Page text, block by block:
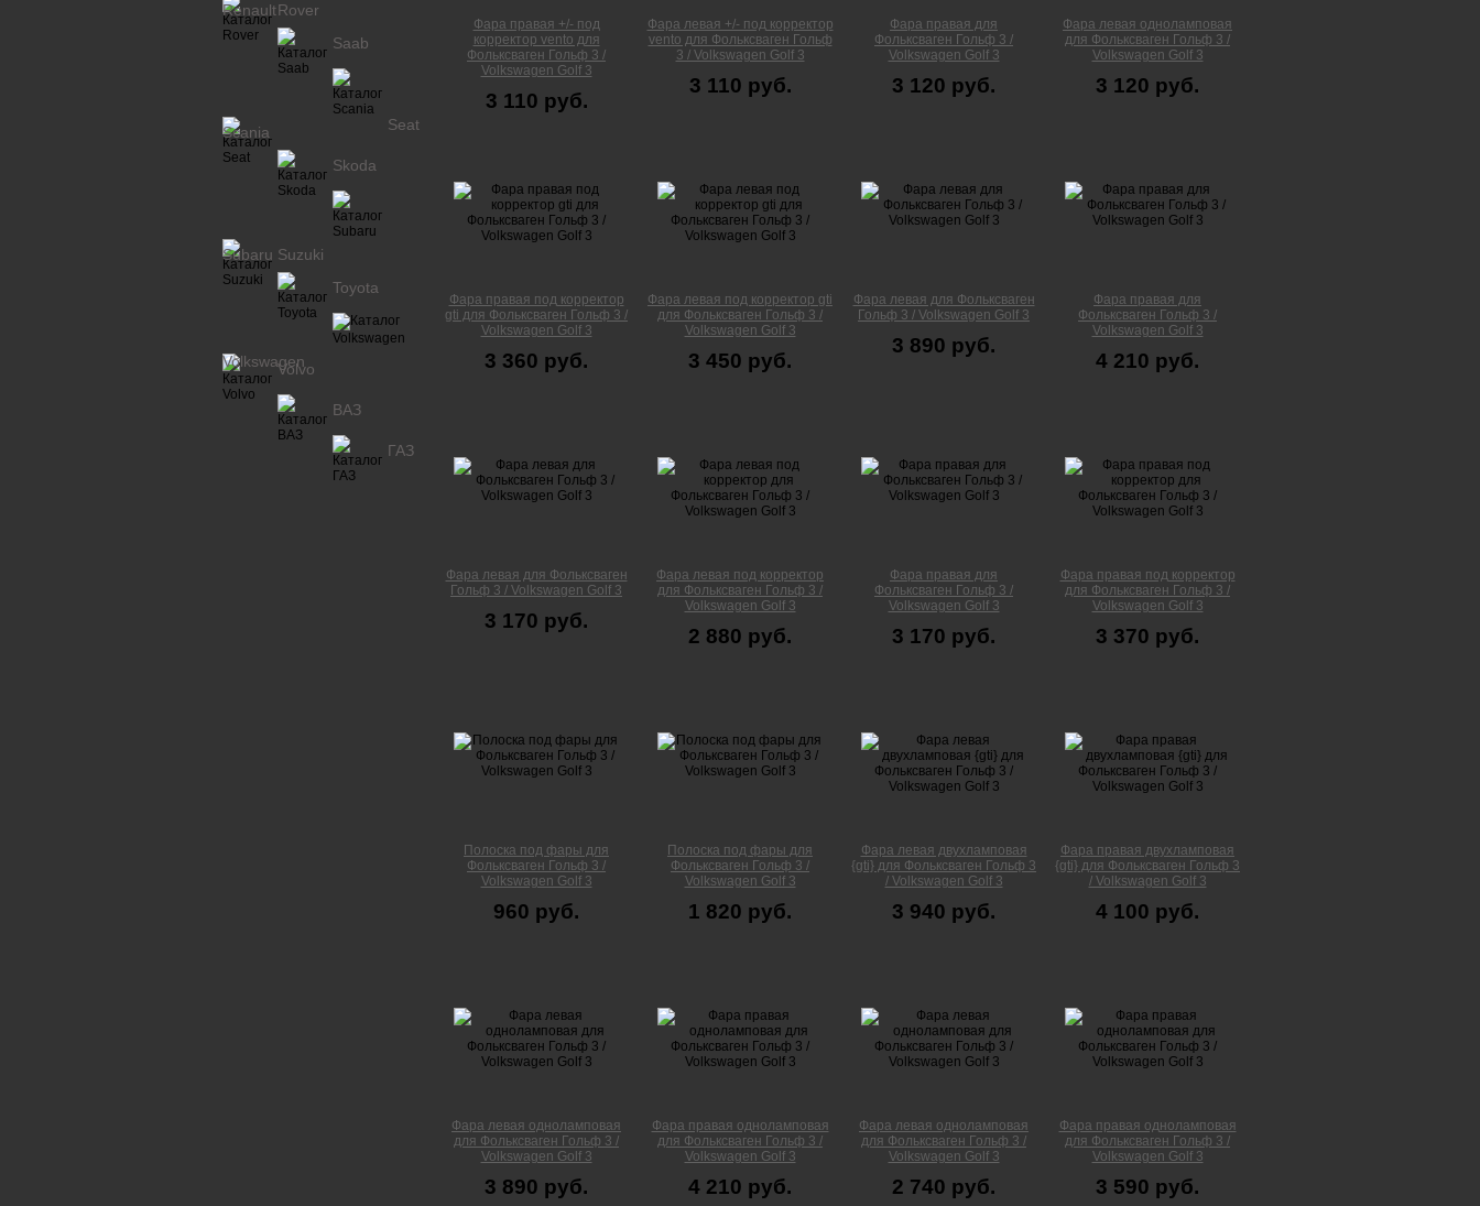
Фара правая +/- под
корректор vento для
Фольксваген Гольф 3 /
Volkswagen Golf 3
3 110 руб.
Фара левая +/- под корректор
vento для Фольксваген Гольф
3 / Volkswagen Golf 3
3 110 руб.
Фара правая для
Фольксваген Гольф 3 /
Volkswagen Golf 3
3 120 руб.
Фара левая одноламповая
для Фольксваген Гольф 3 /
Volkswagen Golf 3
3 120 руб.
Фара правая под корректор
gti для Фольксваген Гольф 3 /
Volkswagen Golf 3
3 360 руб.
Фара левая под корректор gti
для Фольксваген Гольф 3 /
Volkswagen Golf 3
3 450 руб.
Фара левая для Фольксваген
Гольф 3 / Volkswagen Golf 3
3 890 руб.
Фара правая для
Фольксваген Гольф 3 /
Volkswagen Golf 3
4 210 руб.
Фара левая для Фольксваген
Гольф 3 / Volkswagen Golf 3
3 170 руб.
Фара левая под корректор
для Фольксваген Гольф 3 /
Volkswagen Golf 3
2 880 руб.
Фара правая для
Фольксваген Гольф 3 /
Volkswagen Golf 3
3 170 руб.
Фара правая под корректор
для Фольксваген Гольф 3 /
Volkswagen Golf 3
3 370 руб.
Полоска под фары для
Фольксваген Гольф 3 /
Volkswagen Golf 3
960 руб.
Полоска под фары для
Фольксваген Гольф 3 /
Volkswagen Golf 3
1 820 руб.
Фара левая двухламповая
{gti} для Фольксваген Гольф 3
/ Volkswagen Golf 3
3 940 руб.
Фара правая двухламповая
{gti} для Фольксваген Гольф 3
/ Volkswagen Golf 3
4 100 руб.
Фара левая одноламповая
для Фольксваген Гольф 3 /
Volkswagen Golf 3
3 890 руб.
Фара правая одноламповая
для Фольксваген Гольф 3 /
Volkswagen Golf 3
4 210 руб.
Фара левая одноламповая
для Фольксваген Гольф 3 /
Volkswagen Golf 3
2 740 руб.
Фара правая одноламповая
для Фольксваген Гольф 3 /
Volkswagen Golf 3
3 590 руб.
RenaultRover
Saab
Scania Seat
Skoda
Subaru Suzuki
Toyota
Volkswagen
Volvo
ВАЗ
ГАЗ